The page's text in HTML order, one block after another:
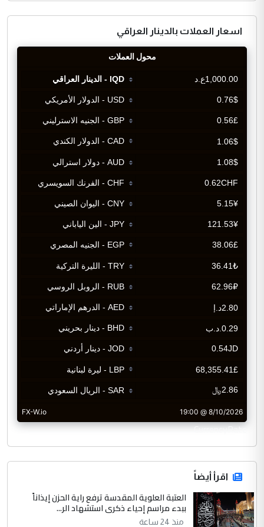
اسعار العملات بالدينار العراقي
CurrencyRate
اقرأ أيضاً
العتبة العلوية المقدسة ترفع راية الحزن إيذاناً
ببدء مراسم إحياء ذكرى استشهاد الر...
منذ 24 ساعة